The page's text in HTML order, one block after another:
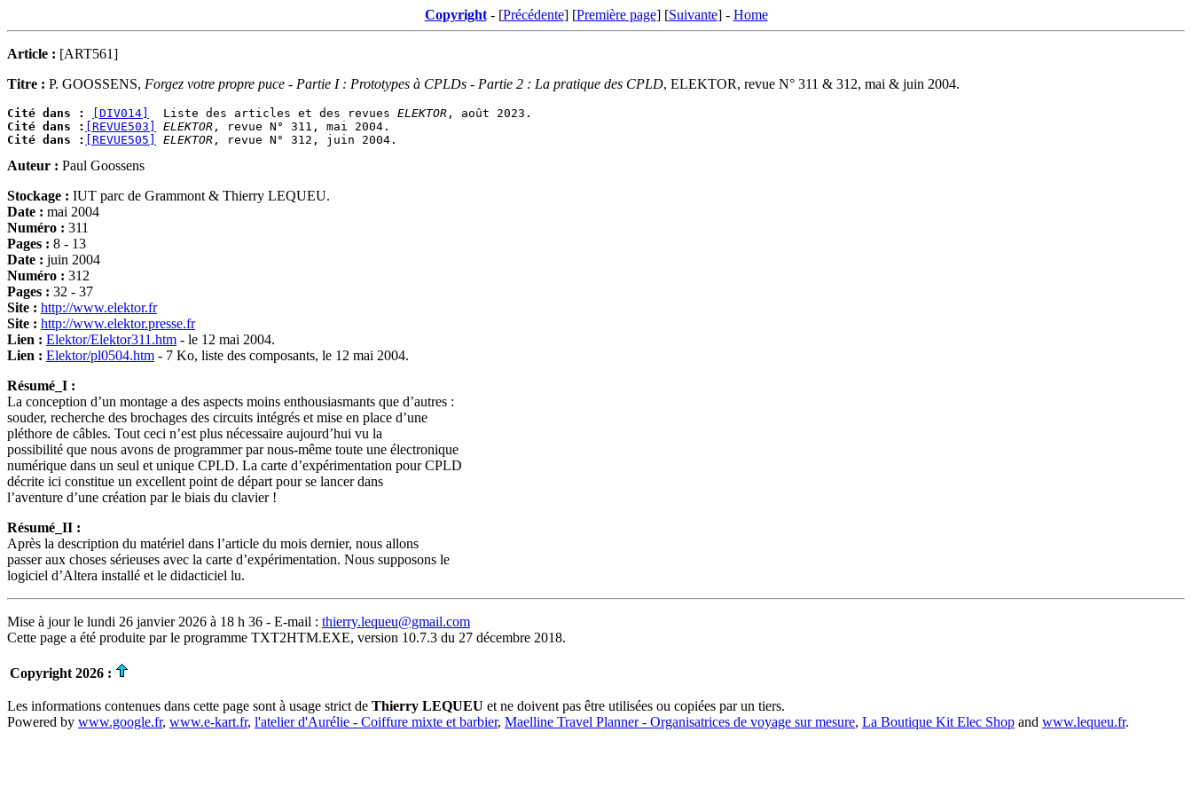
Copyright- [Précédente] [Première page] [Suivante] - Home
Article : [ART561]
Titre : P. GOOSSENS, Forgez votre propre puce - Partie I : Prototypes à CPLDs - Partie 2 : La pratique des CPLD, ELEKTOR, revue N° 311 & 312, mai & juin 2004.
Cité dans : [DIV014]
  Liste des articles et des revues
ELEKTOR
Cité dans :
[REVUE503] ELEKTOR
Cité dans :
[REVUE505] ELEKTOR
Auteur : Paul Goossens
Stockage : IUT parc de Grammont & Thierry LEQUEU.
Date : mai 2004
Numéro : 311
Pages : 8 - 13
Date : juin 2004
Numéro : 312
Pages : 32 - 37
Site : http://www.elektor.fr
Site : http://www.elektor.presse.fr
Lien : Elektor/Elektor311.htm - le 12 mai 2004.
Lien : Elektor/pl0504.htm - 7 Ko, liste des composants, le 12 mai 2004.
Résumé_I :
La conception d’un montage a des aspects moins enthousiasmants que d’autres :
souder, recherche des brochages des circuits intégrés et mise en place d’une
pléthore de câbles. Tout ceci n’est plus nécessaire aujourd’hui vu la
possibilité que nous avons de programmer par nous-même toute une électronique
numérique dans un seul et unique CPLD. La carte d’expérimentation pour CPLD
décrite ici constitue un excellent point de départ pour se lancer dans
l’aventure d’une création par le biais du clavier !
Résumé_II :
Après la description du matériel dans l’article du mois dernier, nous allons
passer aux choses sérieuses avec la carte d’expérimentation. Nous supposons le
logiciel d’Altera installé et le didacticiel lu.
Mise à jour le lundi 26 janvier 2026 à 18 h 36 - E-mail : thierry.lequeu@gmail.com
Cette page a été produite par le programme TXT2HTM.EXE, version 10.7.3 du 27 décembre 2018.
Copyright 2026 :
Les informations contenues dans cette page sont à usage strict de Thierry LEQUEU et ne doivent pas être utilisées ou copiées par un tiers.
Powered by www.google.fr, www.e-kart.fr, l'atelier d'Aurélie - Coiffure mixte et barbier, Maelline Travel Planner - Organisatrices de voyage sur mesure, La Boutique Kit Elec Shop and www.lequeu.fr.